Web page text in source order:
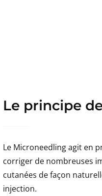
Le principe
Le Microneedling agit en
corriger de nombreuses
cutanées de façon
injection.